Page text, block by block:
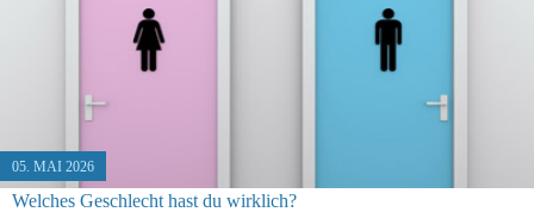
05. MAI 2026
Welches Geschlecht hast du wirklich?